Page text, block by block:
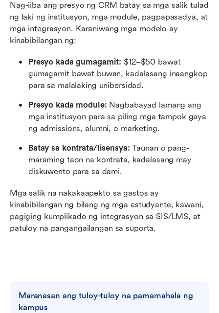
Nag-iiba ang presyo ng CRM batay sa mga salik tulad
ng laki ng institusyon, mga module, pagpapasadya, at
mga integrasyon. Karaniwang mga modelo ay
kinabibilangan ng:
Presyo kada gumagamit: $12–$50 bawat
gumagamit bawat buwan, kadalasang inaangkop
para sa malalaking unibersidad.
Presyo kada module: Nagbabayad lamang ang
mga institusyon para sa piling mga tampok gaya
ng admissions, alumni, o marketing.
Batay sa kontrata/lisensya: Taunan o pang-
maraming taon na kontrata, kadalasang may
diskuwento para sa dami.
Mga salik na nakakaapekto sa gastos ay
kinabibilangan ng bilang ng mga estudyante, kawani,
pagiging kumplikado ng integrasyon sa SIS/LMS, at
patuloy na pangangailangan sa suporta.
Maranasan ang tuloy-tuloy na pamamahala ng
kampus